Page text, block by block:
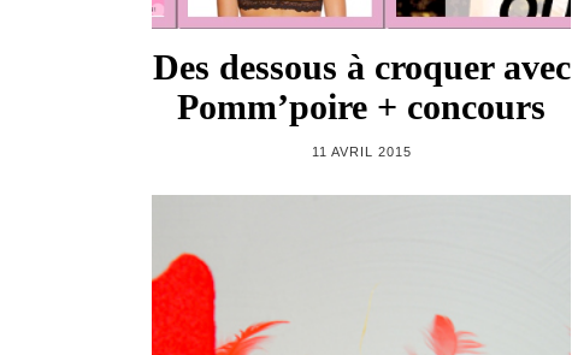
Des dessous à croquer avec
Pomm’poire + concours
11 AVRIL 2015